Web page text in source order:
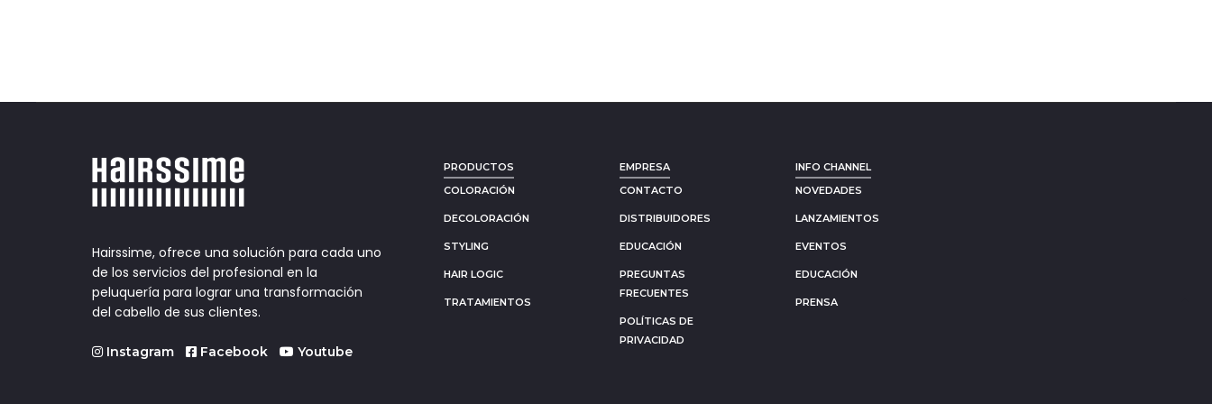
Hairssime, ofrece una solución para cada uno
de los servicios del profesional en la
peluquería para lograr una transformación
del cabello de sus clientes.
Instagram Facebook Youtube
PRODUCTOS
COLORACIÓN
DECOLORACIÓN
STYLING
HAIR LOGIC
TRATAMIENTOS
EMPRESA
CONTACTO
DISTRIBUIDORES
EDUCACIÓN
PREGUNTAS
FRECUENTES
POLÍTICAS DE
PRIVACIDAD
INFO CHANNEL
NOVEDADES
LANZAMIENTOS
EVENTOS
EDUCACIÓN
PRENSA